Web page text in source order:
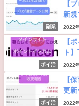
副業
【
新規
2022
ポイ活
【
ト
2022
ポイ活
【
更新
2022